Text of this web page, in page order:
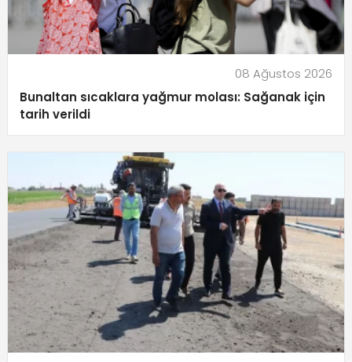
08 Ağustos 2026
Bunaltan sıcaklara yağmur molası: Sağanak için
tarih verildi